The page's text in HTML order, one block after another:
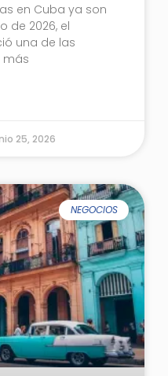
en Cuba ya son
de 2026, el
una de las
más
25, 2026
NEGOCIOS